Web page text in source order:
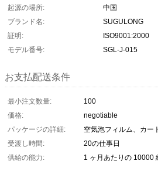
起源の場所:
中国
ブランド名:
SUGULONG
証明:
ISO9001:2000
モデル番号:
SGL-J-015
お支払配送条件
最小注文数量:
100
価格:
negotiable
パッケージの詳細:
空気泡フィルム、カー
受渡し時間:
20の仕事日
供給の能力:
1 ヶ月あたりの 10000